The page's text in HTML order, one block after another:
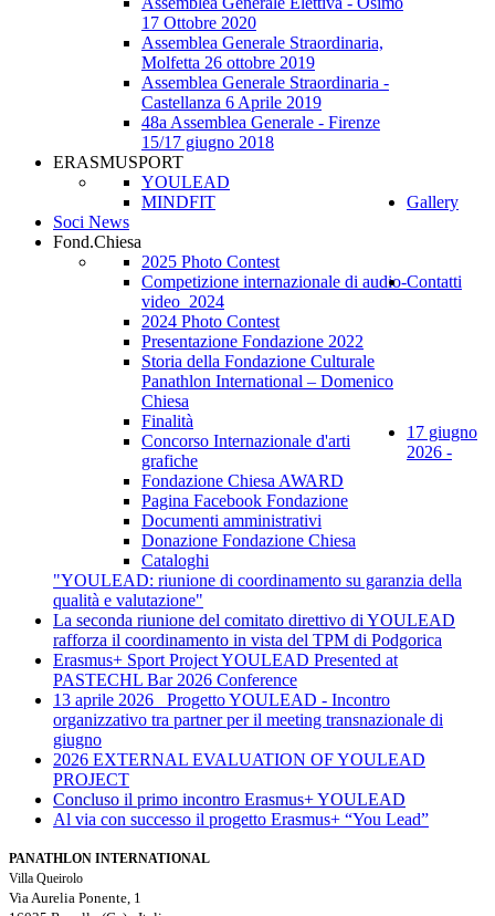
17 Ottobre 2020
Assemblea Generale Straordinaria,
Molfetta 26 ottobre 2019
Assemblea Generale Straordinaria -
Castellanza 6 Aprile 2019
48a Assemblea Generale - Firenze
15/17 giugno 2018
ERASMUSPORT
YOULEAD
MINDFIT
Gallery
Soci News
Fond.Chiesa
2025 Photo Contest
Competizione internazionale di audio-
video_2024
2024 Photo Contest
Presentazione Fondazione 2022
Storia della Fondazione Culturale
Panathlon International – Domenico
Chiesa
Finalità
Concorso Internazionale d'arti
grafiche
Fondazione Chiesa AWARD
Pagina Facebook Fondazione
Documenti amministrativi
Donazione Fondazione Chiesa
Cataloghi
Contatti
17 giugno
2026 -
"YOULEAD: riunione di coordinamento su garanzia della
qualità e valutazione"
La seconda riunione del comitato direttivo di YOULEAD
rafforza il coordinamento in vista del TPM di Podgorica
Erasmus+ Sport Project YOULEAD Presented at
PASTECHL Bar 2026 Conference
13 aprile 2026_ Progetto YOULEAD - Incontro
organizzativo tra partner per il meeting transnazionale di
giugno
2026 EXTERNAL EVALUATION OF YOULEAD
PROJECT
Concluso il primo incontro Erasmus+ YOULEAD
Al via con successo il progetto Erasmus+ “You Lead”
PANATHLON INTERNATIONAL
Villa Queirolo
Via Aurelia Ponente, 1